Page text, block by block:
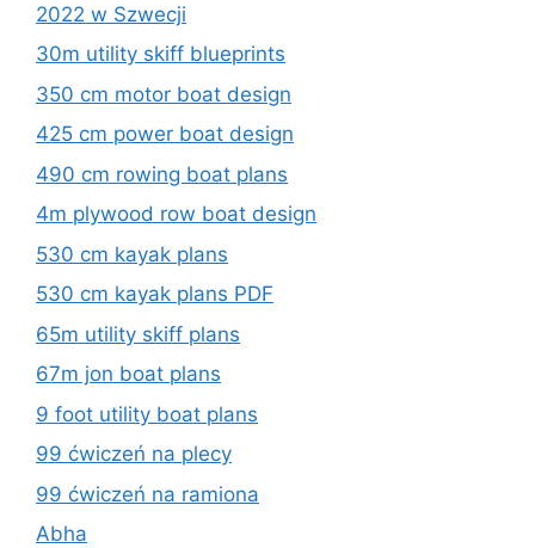
2022 w Szwecji
30m utility skiff blueprints
350 cm motor boat design
425 cm power boat design
490 cm rowing boat plans
4m plywood row boat design
530 cm kayak plans
530 cm kayak plans PDF
65m utility skiff plans
67m jon boat plans
9 foot utility boat plans
99 ćwiczeń na plecy
99 ćwiczeń na ramiona
Abha